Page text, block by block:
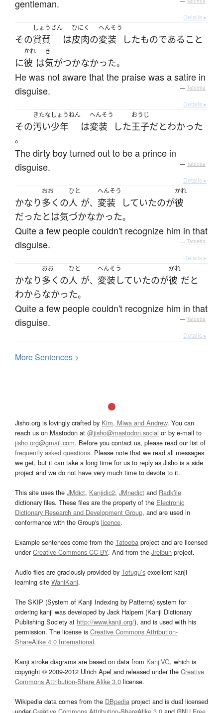
gentleman.
Details ▸
その
しょうさん
賞賛 は
ひにく
皮肉の
へんそう
変装 したものである こと
に
かれ
彼 は
き
気がつかなかった。
He was not aware that the praise was a satire in
disguise.
— Tatoeba
Details ▸
その
きたな
汚い
しょうねん
少年 は
へんそう
変装 した
おうじ
王子だとわかった
。
The dirty boy turned out to be a prince in
disguise.
— Tatoeba
Details ▸
かなり
おお
多く の
ひと
人 が、
へんそう
変装 していたのが
かれ
彼
だったとは気づかなかった。
Quite a few people couldn't recognize him in that
disguise.
— Tatoeba
Details ▸
かなり
おお
多く の
ひと
人 が、
へんそう
変装していたのが
かれ
彼 だと
わからなかった。
Quite a few people couldn't recognize him in that
disguise.
— Tatoeba
Details ▸
MoreSentences >
Jisho.org is lovingly crafted by Kim, Miwa and Andrew. You can
reach us on Mastodon at @jisho@mastodon.social or by e-mail to
jisho.org@gmail.com. Before you contact us, please read our list of
frequently asked questions. Please note that we read all messages
we get, but it can take a long time for us to reply as Jisho is a side
project and we do not have very much time to devote to it.
This site uses the JMdict, Kanjidic2, JMnedict and Radkfile
dictionary files. These files are the property of the Electronic
Dictionary Research and Development Group, and are used in
conformance with the Group's licence.
Example sentences come from the Tatoeba project and are licensed
underCreative Commons CC-BY. And from the Jreibun project.
Audio files are graciously provided by Tofugu’s excellent kanji
learning site WaniKani.
The SKIP (System of Kanji Indexing by Patterns) system for
ordering kanji was developed by Jack Halpern (Kanji Dictionary
Publishing Society at http://www.kanji.org/), and is used with his
permission. The license is Creative Commons Attribution-
ShareAlike 4.0 International.
Kanji stroke diagrams are based on data from KanjiVG, which is
copyright © 2009-2012 Ulrich Apel and released under the Creative
Commons Attribution-Share Alike 3.0 license.
Wikipedia data comes from the DBpedia project and is dual licensed